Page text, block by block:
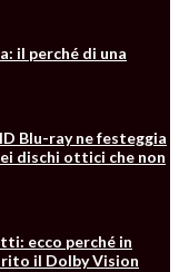
il perché di una
Blu-ray ne festeggia
dischi ottici che non
ecco perché in
il Dolby Vision